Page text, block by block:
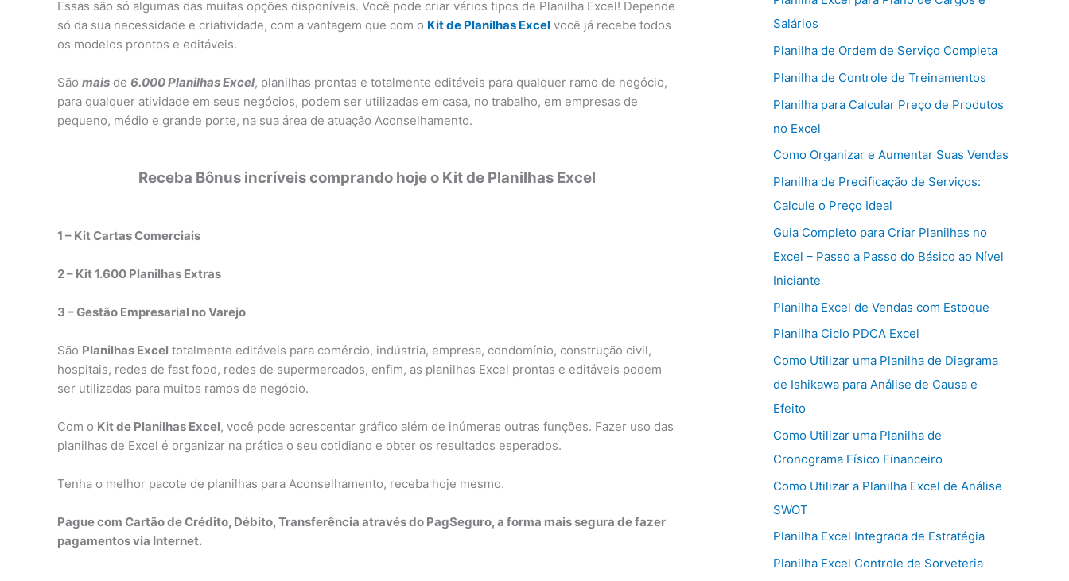
Essas são só algumas das muitas opções disponíveis. Você pode criar vários tipos de Planilha Excel! Depende
só da sua necessidade e criatividade, com a vantagem que com o Kit de Planilhas Excel você já recebe todos
os modelos prontos e editáveis.
São mais de 6.000 Planilhas Excel, planilhas prontas e totalmente editáveis para qualquer ramo de negócio,
para qualquer atividade em seus negócios, podem ser utilizadas em casa, no trabalho, em empresas de
pequeno, médio e grande porte, na sua área de atuação Aconselhamento.
Receba Bônus incríveis comprando hoje o Kit de Planilhas Excel
1 – Kit Cartas Comerciais
2 – Kit 1.600 Planilhas Extras
3 – Gestão Empresarial no Varejo
São Planilhas Excel totalmente editáveis para comércio, indústria, empresa, condomínio, construção civil,
hospitais, redes de fast food, redes de supermercados, enfim, as planilhas Excel prontas e editáveis podem
ser utilizadas para muitos ramos de negócio.
Com o Kit de Planilhas Excel, você pode acrescentar gráfico além de inúmeras outras funções. Fazer uso das
planilhas de Excel é organizar na prática o seu cotidiano e obter os resultados esperados.
Tenha o melhor pacote de planilhas para Aconselhamento, receba hoje mesmo.
Pague com Cartão de Crédito, Débito, Transferência através do PagSeguro, a forma mais segura de fazer
pagamentos via Internet.
Salários
Planilha de Ordem de Serviço Completa
Planilha de Controle de Treinamentos
Planilha para Calcular Preço de Produtos
no Excel
Como Organizar e Aumentar Suas Vendas
Planilha de Precificação de Serviços:
Calcule o Preço Ideal
Guia Completo para Criar Planilhas no
Excel – Passo a Passo do Básico ao Nível
Iniciante
Planilha Excel de Vendas com Estoque
Planilha Ciclo PDCA Excel
Como Utilizar uma Planilha de Diagrama
de Ishikawa para Análise de Causa e
Efeito
Como Utilizar uma Planilha de
Cronograma Físico Financeiro
Como Utilizar a Planilha Excel de Análise
SWOT
Planilha Excel Integrada de Estratégia
Planilha Excel Controle de Sorveteria